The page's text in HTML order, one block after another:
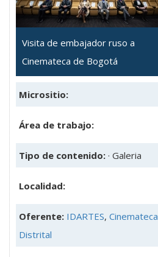
Visita de embajador ruso a
Cinemateca de Bogotá
Micrositio:
Área de trabajo:
Tipo de contenido: · Galeria
Localidad:
Oferente: IDARTES, Cinemateca
Distrital